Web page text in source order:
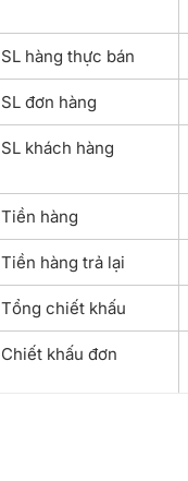
SL hàng thực bán
SL đơn hàng
SL khách hàng
Tiền hàng
Tiền hàng trả lại
Tổng chiết khấu
Chiết khấu đơn